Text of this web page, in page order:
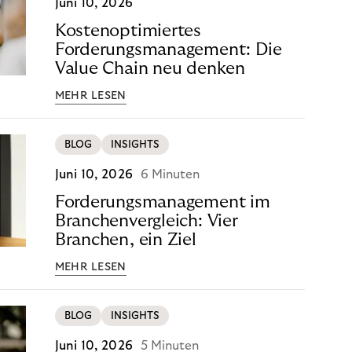
Juni 10, 2026
Kostenoptimiertes
Forderungsmanagement: Die
Value Chain neu denken
MEHR LESEN
BLOG INSIGHTS
Juni 10, 2026 6 Minuten
Forderungsmanagement im
Branchenvergleich: Vier
Branchen, ein Ziel
MEHR LESEN
BLOG INSIGHTS
Juni 10, 2026 5 Minuten